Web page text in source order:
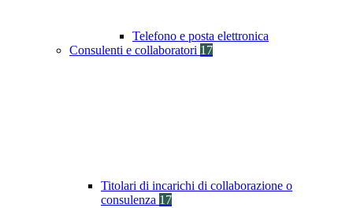
Telefono e posta elettronica
Consulenti e collaboratori 17
Titolari di incarichi di collaborazione o
consulenza 17